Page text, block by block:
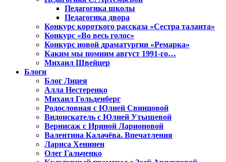
Педагогика школы
Педагогика двора
Конкурс короткого рассказа «Сестра таланта»
Конкурс «Во весь голос»
Конкурс новой драматургии «Ремарка»
Каким мы помним август 1991-го…
Михаил Швейцер
Блоги
Блог Лицея
Алла Нестеренко
Михаил Гольденберг
Родословная с Юлией Свинцовой
Видоискатель с Юлией Утышевой
Вернисаж с Ириной Ларионовой
Валентина Калачёва. Впечатления
Лариса Хенинен
Олег Гальченко